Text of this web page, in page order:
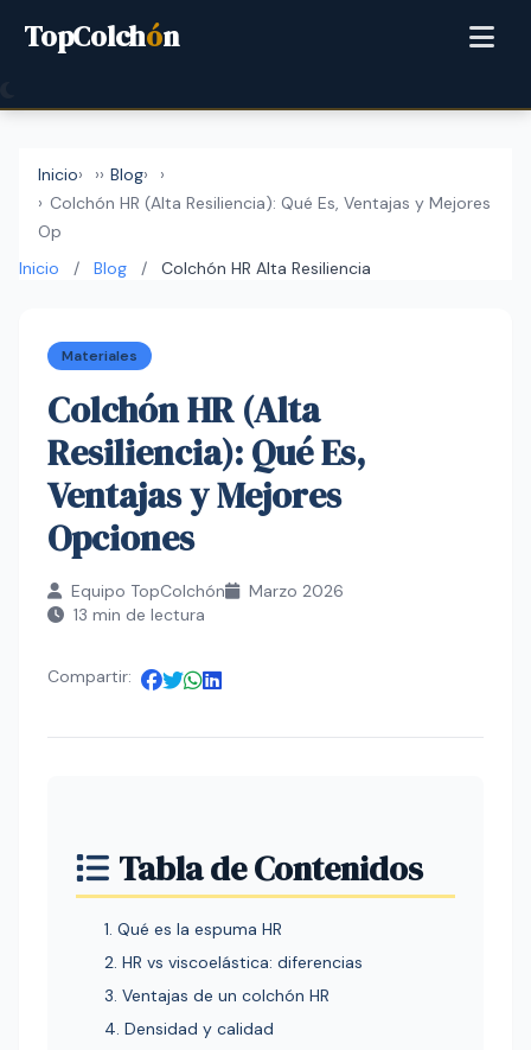
TopColchón
Inicio › Blog
›
Colchón HR (Alta Resiliencia): Qué Es, Ventajas y Mejores
Op
Inicio
/ Blog / Colchón HR Alta Resiliencia
Materiales
Colchón HR (Alta
Resiliencia): Qué Es,
Ventajas y Mejores
Opciones
Equipo TopColchón
Marzo 2026
13 min de lectura
Compartir:
Tabla de Contenidos
1. Qué es la espuma HR
2. HR vs viscoelástica: diferencias
3. Ventajas de un colchón HR
4. Densidad y calidad